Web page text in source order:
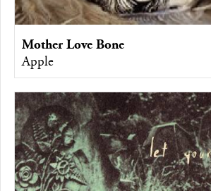
Mother Love Bone
Apple